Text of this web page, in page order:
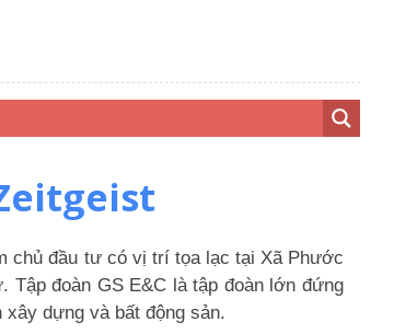
chủ đầu tư có vị trí tọa lạc tại Xã Phước
Tập đoàn GS E&C là tập đoàn lớn đứng
dựng và bất động sản.